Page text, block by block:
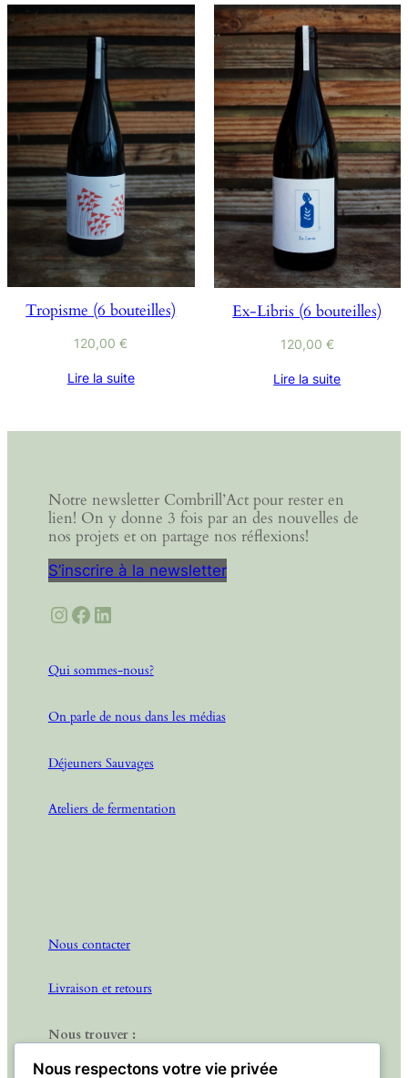
Tropisme (6 bouteilles)
120,00€
Lire la suite
Ex-Libris (6 bouteilles)
120,00 €
Lire la suite
Notre newsletter Combrill’Act pour rester en
lien! On y donne 3 fois par an des nouvelles de
nos projets et on partage nos réflexions!
S’inscrire à la newsletter
Instagram Facebook LinkedIn
Qui sommes-nous?
On parle de nous dans les médias
Déjeuners Sauvages
Ateliers de fermentation
Nous contacter
Livraison et retours
Nous trouver :
31 Impasse de Coucombre, 24130 Prigonrieux
Nous respectons votre vie privée